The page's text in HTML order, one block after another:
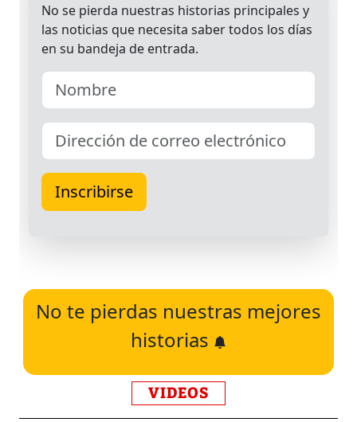
No te pierdas nuestras mejores
historias
VIDEOS